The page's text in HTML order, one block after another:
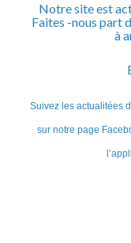
Notre site est
Faites -nous part
à
Suivez les actualitées
sur notre page